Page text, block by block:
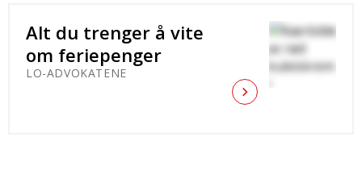
Alt du trenger å vite
om feriepenger
LO-ADVOKATENE